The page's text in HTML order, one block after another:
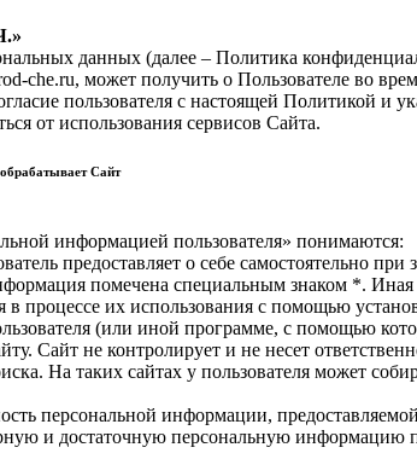
данных (далее – Политика
может получить о Пользователе во
пользователя с настоящей Политикой
от использования сервисов Сайта.
Сайт
информацией пользователя» понимаются:
предоставляет о себе самостоятельно
помечена специальным знаком *.
процессе их использования с помощью
(или иной программе, с помощью
Сайт не контролирует и не несет
На таких сайтах у пользователя может
персональной информации,
и достаточную персональную